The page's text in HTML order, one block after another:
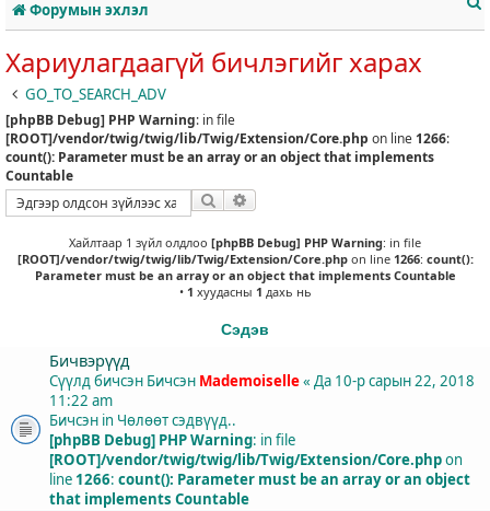
Форумын эхлэл
Хариулагдаагүй бичлэгийг харах
GO_TO_SEARCH_ADV
[phpBB Debug] PHP Warning: in file
[ROOT]/vendor/twig/twig/lib/Twig/Extension/Core.php on line 1266:
count(): Parameter must be an array or an object that implements
Countable
Хайлт
Хайлтаар 1 зүйл олдлоо [phpBB Debug] PHP Warning: in file
[ROOT]/vendor/twig/twig/lib/Twig/Extension/Core.phpon line 1266: count():
Parameter must be an array or an object that implements Countable
• 1 хуудасны 1 дахь нь
Сэдэв
Бичвэрүүд
Сүүлд бичсэн Бичсэн Mademoiselle« Да 10-р сарын 22, 2018
11:22 am
Бичсэн in Чөлөөт сэдвүүд..
[phpBB Debug] PHP Warning: in file
[ROOT]/vendor/twig/twig/lib/Twig/Extension/Core.phpon
line 1266: count(): Parameter must be an array or an object
that implements Countable